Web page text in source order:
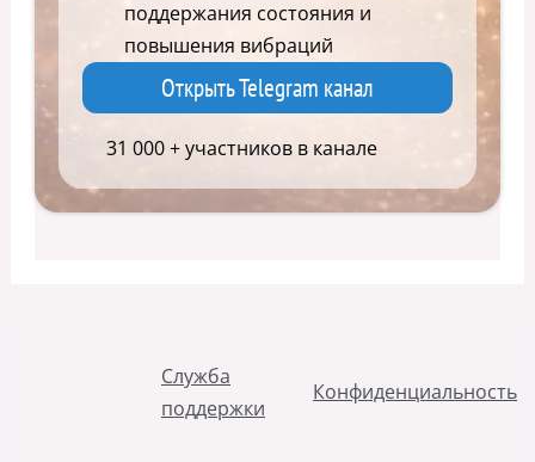
поддержания состояния и
повышения вибраций
Открыть Telegram канал
31 000 + участников в канале
Служба
поддержки
Конфиденциальность